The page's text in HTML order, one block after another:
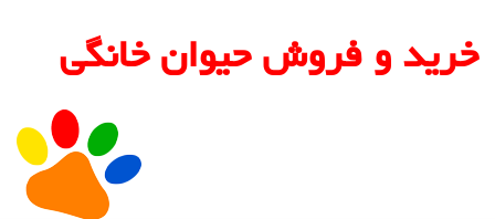
خرید و فروش حیوان خانگی